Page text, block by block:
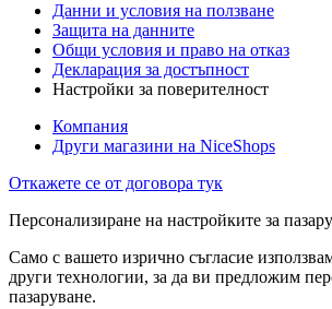
Данни и условия на ползване
Защита на данните
Общи условия и право на отказ
Декларация за достъпност
Настройки за поверителност
Компания
Други магазини на NiceShops
Откажете се от договора тук
Персонализиране на настройките за
Само с вашето изрично съгласие
други технологии, за да ви предложим
пазаруване.